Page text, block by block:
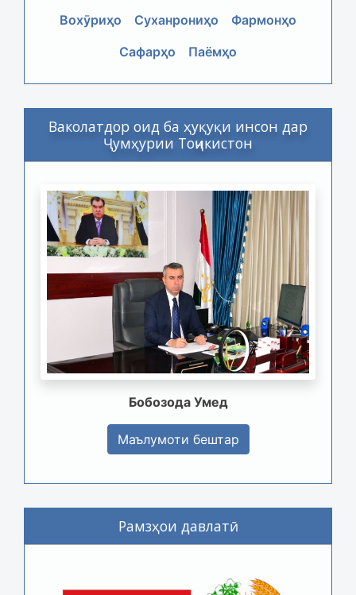
Вохӯриҳо Суханрониҳо
Фармонҳо
Сафарҳо
Паёмҳо
Ваколатдор оид ба ҳуқуқи инсон дар
Ҷумҳурии Тоҷикистон
Бобозода Умед
Маълумоти бештар
Рамзҳои давлатӣ